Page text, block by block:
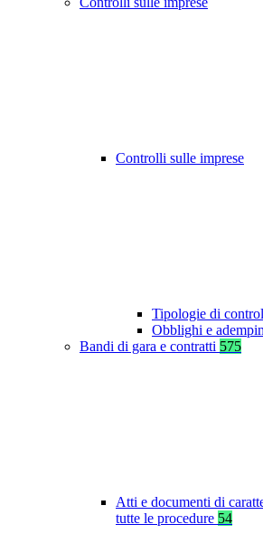
Controlli sulle imprese
Tipologie di
Obblighi e
Bandi di gara e contratti 575
Atti e documenti di
tutte le procedure 54